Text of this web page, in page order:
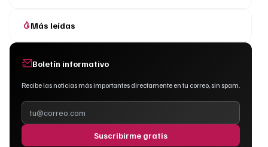
Más leídas
Boletín informativo
Recibe las noticias más importantes directamente en tu correo, sin spam.
Suscribirme gratis